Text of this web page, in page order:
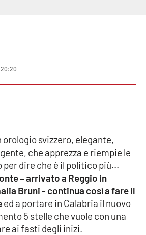
20:20
orologio svizzero, elegante,
che apprezza e riempie le
per dire che è il politico più...
– arrivato a Reggio in
Bruni - continua così a fare il
ed a portare in Calabria il nuovo
5 stelle che vuole con una
ai fasti degli inizi.